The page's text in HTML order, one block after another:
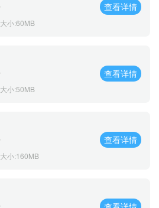
大小:60MB
查看详情
大小:50MB
查看详情
大小:160MB
查看详情